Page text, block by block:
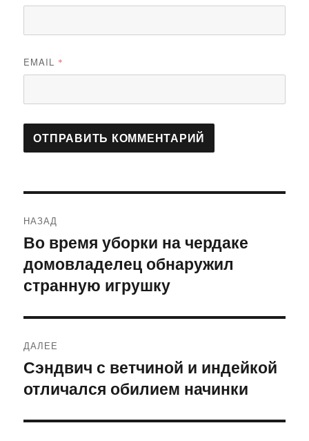
EMAIL *
по
записям
НАЗАД
Предыдущая
запись:
Во время уборки на чердаке
домовладелец обнаружил
странную игрушку
ДАЛЕЕ
Следующая
запись:
Сэндвич с ветчиной и индейкой
отличался обилием начинки